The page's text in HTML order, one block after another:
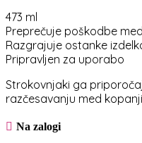
473 ml
Preprečuje poškodbe
Razgrajuje ostanke
Pripravljen za uporabo
Strokovnjaki ga
razčesavanju med
Na zalogi